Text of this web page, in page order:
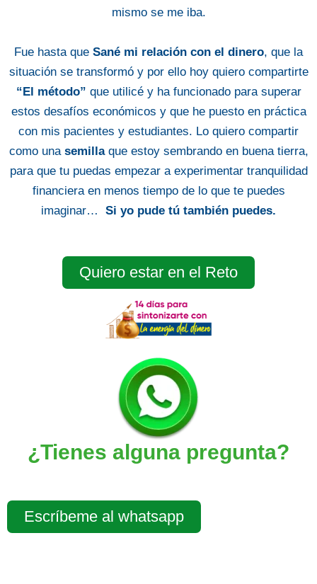
mismo se me iba.
Fue hasta que Sané mi relación con el dinero, que la
situación se transformó y por ello hoy quiero compartirte
“El método” que utilicé y ha funcionado para superar
estos desafíos económicos y que he puesto en práctica
con mis pacientes y estudiantes. Lo quiero compartir
como una semillaque estoy sembrando en buena tierra,
para que tu puedas empezar a experimentar tranquilidad
financiera en menos tiempo de lo que te puedes
imaginar… Si yo pude tú también puedes.
Quiero estar en el Reto
¿Tienes alguna pregunta?
Escríbeme al whatsapp